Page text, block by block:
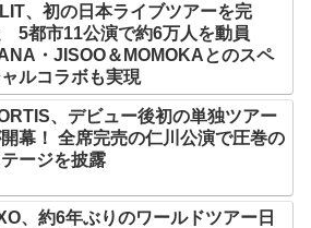
、初の日本ライブツアーを完
5都市11公演で約6万人を動員
・JISOO＆MOMOKAとのスペ
ルコラボも実現
、デビュー後初の単独ツアー
幕！ 全席完売の仁川公演で圧巻の
ージを披露
、約6年ぶりのワールドツアー日